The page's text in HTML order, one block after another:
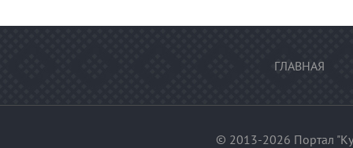
ГЛАВНАЯ
© 2013-2026 Портал